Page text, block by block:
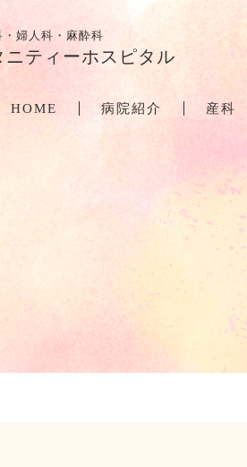
婦人科・麻酔科
ニティーホスピタル
HOME 病院紹介 産科